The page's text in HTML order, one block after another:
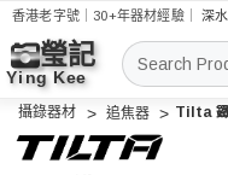
香港老字號｜30+年器材經驗｜深
搜
索
攝錄器材 追焦器